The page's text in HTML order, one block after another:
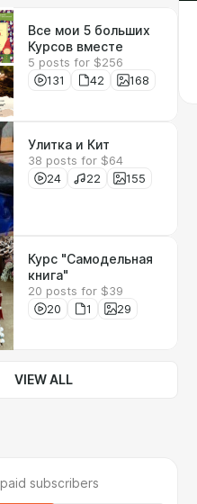
Все мои 5 больших
Курсов вместе
5 posts for $256
131
42 168
Улитка и Кит
38 posts for $64
24
22 155
Курс "Самодельная
книга"
20 posts for $39
20
1 29
VIEW ALL
paid subscribers